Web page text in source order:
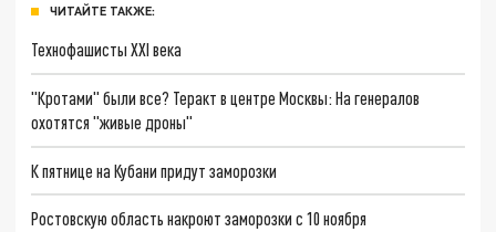
ЧИТАЙТЕ ТАКЖЕ:
Технофашисты XXI века
"Кротами" были все? Теракт в центре Москвы: На генералов
охотятся "живые дроны"
К пятнице на Кубани придут заморозки
Ростовскую область накроют заморозки с 10 ноября